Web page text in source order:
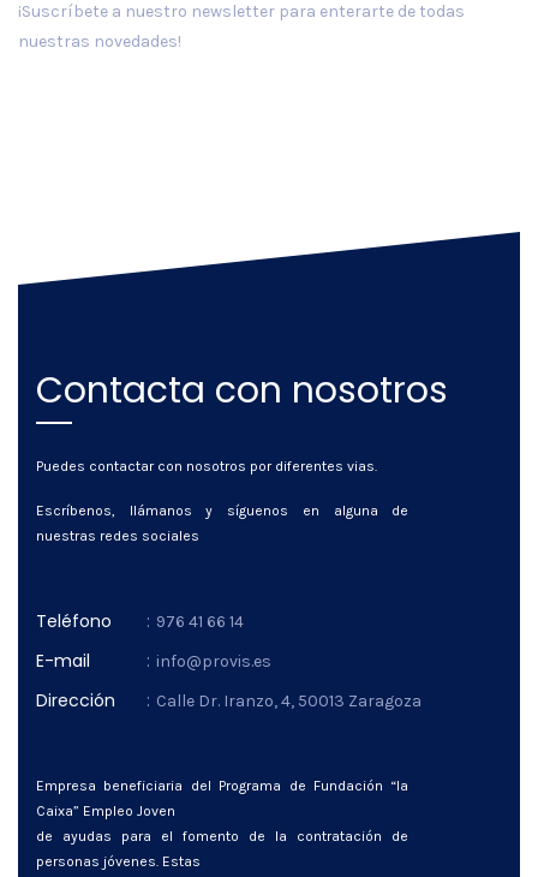
¡Suscríbete a nuestro newsletter para enterarte de todas
nuestras novedades!
Contacta con nosotros
Puedes contactar con nosotros por diferentes vias.
Escríbenos, llámanos y síguenos en alguna de
nuestras redes sociales
Teléfono : 976 41 66 14
E-mail : info@provis.es
Dirección : Calle Dr. Iranzo, 4, 50013 Zaragoza
Empresa beneficiaria del Programa de Fundación “la
Caixa” Empleo Joven
de ayudas para el fomento de la contratación de
personas jóvenes. Estas